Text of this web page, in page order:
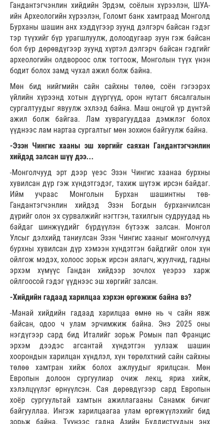
Гандантэгчэнлин хийдийн Эрдэм, соёлын хүрээлэн, ШУА-
ийн Археологийн хүрээлэн, Голомт банк хамтраад Монголд
Бурханы шашин анх хэддүгээр зуунд дэлгэрч байсан гэдэг
тэр түүхийг бүр урагшлуулж, долоодугаар зуун гэж байсан
бол бүр дөрөвдүгээр зуунд хүртэл дэлгэрч байсан гэдгийг
археологийн олдвороос олж тогтоож, Монголын түүх үнэн
бодит болох замд чухал ажил болж байна.
Мөн бид нийгмийн сайн сайхны төлөө, соён гэгээрэх
үйлийн хүрээнд хотын дүүргүүд, орон нутагт бясалгалын
сургалтуудыг явуулж эхлээд байна. Маш онцгой үр дүнтэй
ажил болж байгаа. Лам хуврагууддаа дэмжлэг болох
үүднээс лам нартаа сургалтыг мөн зохион байгуулж байна.
-Эзэн Чингис хааны эш хөргийг саяхан Гандантэгчэнлин
хийдэд залсан шүү дээ...
-Монголчууд эрт дээр үеэс Эзэн Чингис хаанаа бурхны
хувилсан дүр гэж хүндэтгэдэг, тахиж шүтэж ирсэн байдаг.
Ийм учраас Монголын Бурхан шашинтны төв-
Гандантэгчэнлин хийдэд Эзэн Богдын бурханчилсан
дүрийг олон эх сурвалжийг нэгтгэн, тахилгын судруудад нь
байдаг шинжүүдийг бүрдүүлэн бүтээж залсан. Монгол
Улсыг дэлхийд таниулсан Эзэн Чингис хааныг монголчууд
бурхны хувилсан дүр хэмээн хүндэтгэн байдгийг олон хүн
ойлгож мэдэх, холоос зорьж ирсэн аялагч, жуулчид, гадны
эрхэм хүмүүс Гандан хийдээр зочлох үеэрээ харж
ойлгоосой гэдэг үүднээс эш хөргийг залсан.
-Хийдийн гадаад харилцаа хэрхэн өргөжиж байна вэ?
-Манай хийдийн гадаад харилцаа өмнө нь ч сайн явж
байсан, одоо ч улам эрчимжиж байна. Энэ 2025 оны
нэгдүгээр сард бид Италийг зорьж Ромын пап Францис
эрхэм дээдэс агсантай хүндэтгэн уулзаж шашин
хоорондын харилцан хүндлэл, хүн төрөлхтний сайн сайхны
төлөө хамтран хийж болох ажлуудыг ярилцсан. Мөн
Европын долоон сургуулиар очиж лекц, яриа хийж,
хэлэлцүүлэг өрнүүлсэн. Сая дөрөвдүгээр сард Европын
хоёр сургуультай хамтын ажиллагааны Санамж бичиг
байгууллаа. Ингэж харилцаагаа улам өргөжүүлэхийг бид
зорьж байна. Түүнээс гадна Азийн Буддистуудын энх